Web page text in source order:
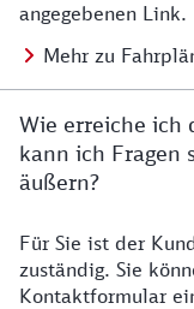
angegebenen Link.
Mehr zu
Wie erreiche ich
kann ich Fragen
äußern?
Details zu Kontakt
Für Sie ist der
zuständig. Sie
Kontaktformular